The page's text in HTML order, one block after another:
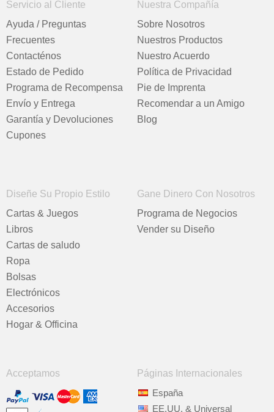
Servicio al Cliente
Ayuda / Preguntas
Frecuentes
Contacténos
Estado de Pedido
Programa de Recompensa
Envío y Entrega
Garantía y Devoluciones
Cupones
Nuestra Compañía
Sobre Nosotros
Nuestros Productos
Nuestro Acuerdo
Política de Privacidad
Pie de Imprenta
Recomendar a un Amigo
Blog
Diseñe Su Propio Estilo
Cartas & Juegos
Libros
Cartas de saludo
Ropa
Bolsas
Electrónicos
Accesorios
Hogar & Officina
Gane Dinero Con Nosotros
Programa de Negocios
Vender su Diseño
Acceptamos
Páginas Internacionales
España
EE.UU. & Universal